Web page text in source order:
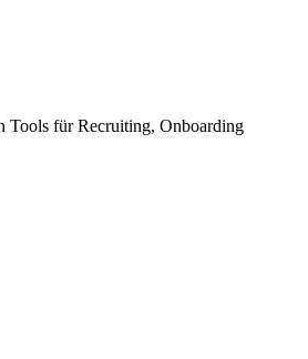
Tools für Recruiting, Onboarding